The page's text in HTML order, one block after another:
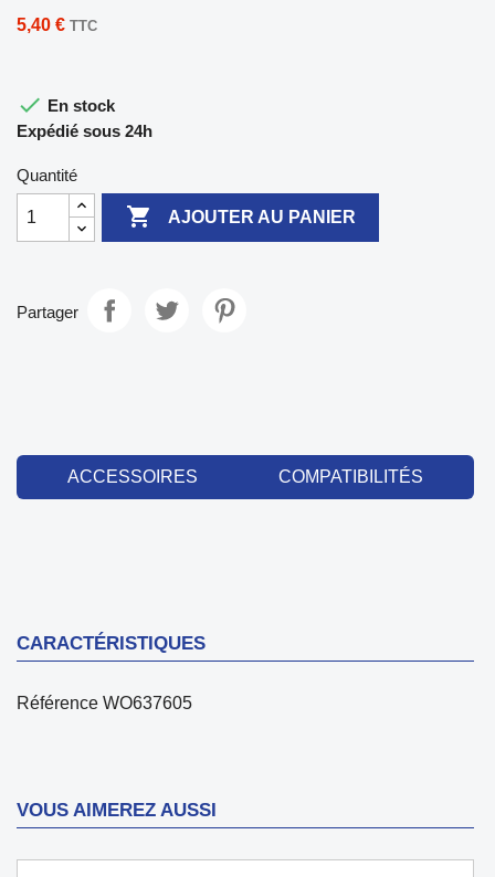
5,40 € TTC
 En stock
Expédié sous 24h
Quantité
 AJOUTER AU PANIER
Partager
ACCESSOIRES COMPATIBILITÉS
CARACTÉRISTIQUES
Référence WO637605
VOUS AIMEREZ AUSSI